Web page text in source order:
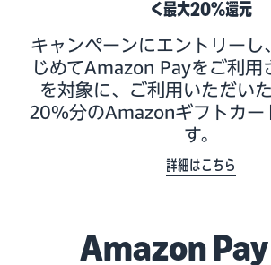
く最大20%還元
キャンペーンにエントリーし
じめてAmazon Payをご利用
を対象に、ご利用いただい
20%分のAmazonギフトカー
す。
詳細はこちら
Amazon Pay